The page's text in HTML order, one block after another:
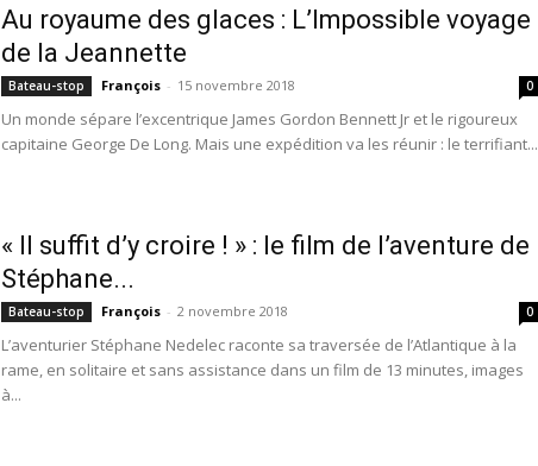
Au royaume des glaces : L’Impossible voyage
de la Jeannette
Bateau-stop François - 15 novembre 2018 0
Un monde sépare l’excentrique James Gordon Bennett Jr et le rigoureux
capitaine George De Long. Mais une expédition va les réunir : le terrifiant...
« Il suffit d’y croire ! » : le film de l’aventure de
Stéphane...
Bateau-stop François - 2 novembre 2018 0
L’aventurier Stéphane Nedelec raconte sa traversée de l’Atlantique à la
rame, en solitaire et sans assistance dans un film de 13 minutes, images
à...